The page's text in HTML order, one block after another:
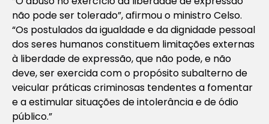
não pode ser tolerado”, afirmou o ministro Celso.
“Os postulados da igualdade e da dignidade pessoal
dos seres humanos constituem limitações externas
à liberdade de expressão, que não pode, e não
deve, ser exercida com o propósito subalterno de
veicular práticas criminosas tendentes a fomentar
e a estimular situações de intolerância e de ódio
público.”